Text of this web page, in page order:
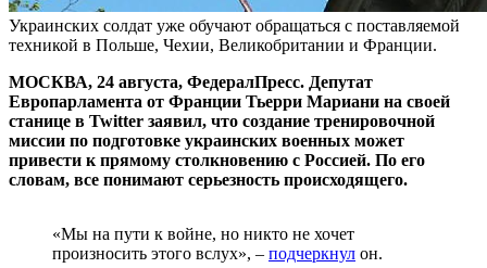
Украинских солдат уже обучают обращаться с поставляемой
техникой в Польше, Чехии, Великобритании и Франции.
МОСКВА, 24 августа, ФедералПресс. Депутат
Европарламента от Франции Тьерри Мариани на своей
станице в Twitter заявил, что создание тренировочной
миссии по подготовке украинских военных может
привести к прямому столкновению с Россией. По его
словам, все понимают серьезность происходящего.
«Мы на пути к войне, но никто не хочет
произносить этого вслух», – подчеркнул он.